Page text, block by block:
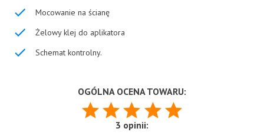
Mocowanie na ścianę
Żelowy klej do aplikatora
Schemat kontrolny.
OGÓLNA OCENA TOWARU:
3 opinii: